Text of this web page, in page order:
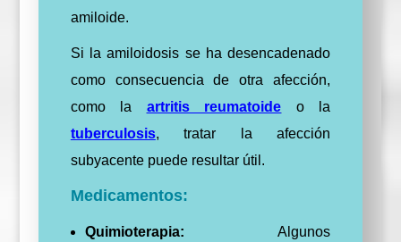
amiloide.
Si la amiloidosis se ha desencadenado
como consecuencia de otra afección,
como la artritis reumatoide o la
tuberculosis, tratar la afección
subyacente puede resultar útil.
Medicamentos:
Quimioterapia: Algunos